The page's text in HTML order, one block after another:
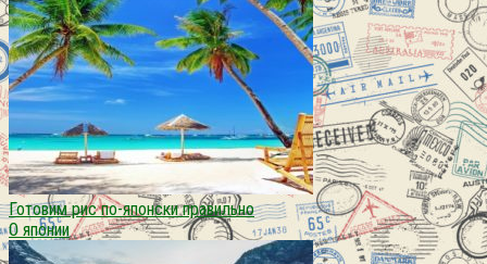
Готовим рис по-японски правильно
О японии